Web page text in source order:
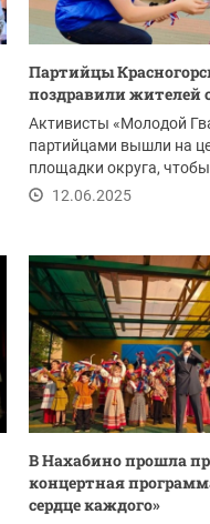
Партийцы
поздравили жителей
Активисты «Молодой
партийцами вышли на
площадки округа,
жителями...
12.06.2025
В Нахабино прошла
концертная
сердце каждого»